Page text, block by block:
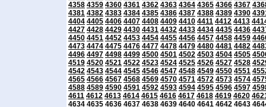
4358 4359 4360 4361 4362 4363 4364 4365 4366 4367
4381 4382 4383 4384 4385 4386 4387 4388 4389 4390
4404 4405 4406 4407 4408 4409 4410 4411 4412 4413
4427 4428 4429 4430 4431 4432 4433 4434 4435 4436
4450 4451 4452 4453 4454 4455 4456 4457 4458 4459
4473 4474 4475 4476 4477 4478 4479 4480 4481 4482
4496 4497 4498 4499 4500 4501 4502 4503 4504 4505
4519 4520 4521 4522 4523 4524 4525 4526 4527 4528
4542 4543 4544 4545 4546 4547 4548 4549 4550 4551
4565 4566 4567 4568 4569 4570 4571 4572 4573 4574
4588 4589 4590 4591 4592 4593 4594 4595 4596 4597
4611 4612 4613 4614 4615 4616 4617 4618 4619 4620
4634 4635 4636 4637 4638 4639 4640 4641 4642 4643